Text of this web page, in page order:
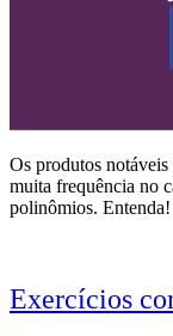
Os produtos notáveis
muita frequência no
polinômios. Entenda!
Exercícios